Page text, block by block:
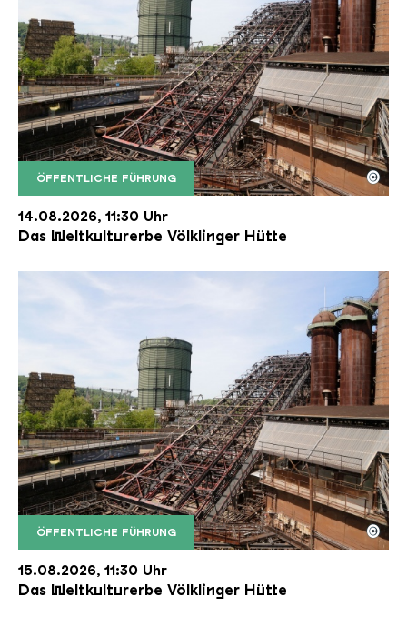
ÖFFENTLICHE FÜHRUNG
Der Erzschrägaufzug der Völklinger Hütte mit
Copyright: Weltkulturerbe Völklinger Hütte | Karl
©
14.08.2026, 11:30 Uhr
Das Weltkulturerbe Völklinger Hütte
ÖFFENTLICHE FÜHRUNG
Der Erzschrägaufzug der Völklinger Hütte mit
Copyright: Weltkulturerbe Völklinger Hütte | Karl
©
15.08.2026, 11:30 Uhr
Das Weltkulturerbe Völklinger Hütte